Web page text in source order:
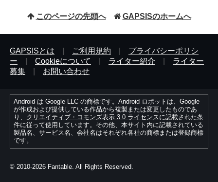
このページの先頭へ GAPSISのホームへ
GAPSISとは ご利用規約
プライバシーポリシ
ー
Cookieについて ライター紹介
ライター
募集
お問い合わせ
Android は Google LLC の商標です。Android ロボットは、Google
が作成および提供している作品から複製または変更したものであ
り、 クリエイティブ・コモンズ表示 3.0 ライセンスに記載された条
件に従って使用しています。その他、本サイト内に記載されている
製品名、サービス名、会社名はそれぞれ各社の商標または登録商標
です。
© 2010-2026 Fantable. All Rights Reserved.